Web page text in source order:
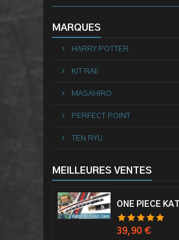
MARQUES
HARRY POTTER
KIT RAE
MASAHIRO
PERFECT POINT
TEN RYU
MEILLEURES VENTES
Prix
39,90 €